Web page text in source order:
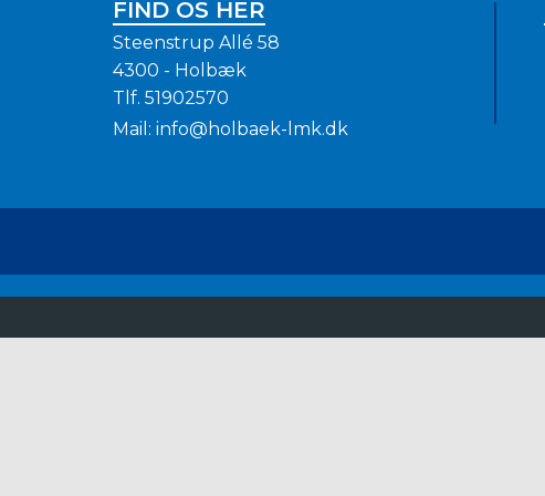
FIND OS HER
Steenstrup Allé 58
4300 - Holbæk
Tlf. 51902570
Mail: info@holbaek-lmk.dk